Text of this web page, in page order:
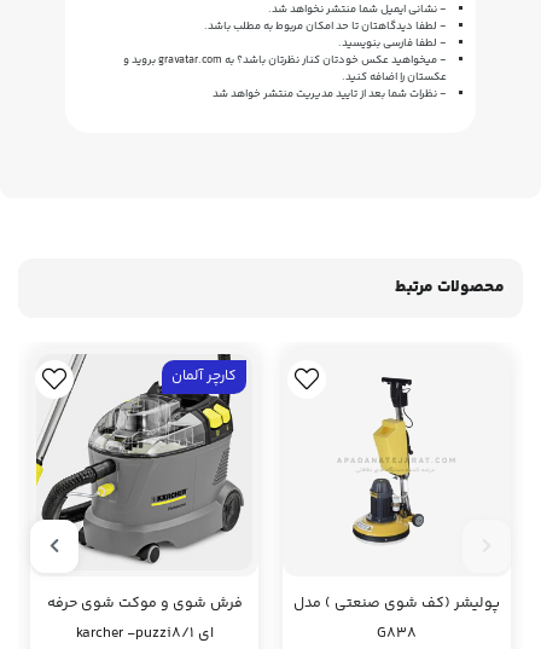
- نشانی ایمیل شما منتشر نخواهد شد.
- لطفا دیدگاهتان تا حد امکان مربوط به مطلب باشد.
- لطفا فارسی بنویسید.
- میخواهید عکس خودتان کنار نظرتان باشد؟ به gravatar.comبروید و
عکستان را اضافه کنید.
- نظرات شما بعد از تایید مدیریت منتشر خواهد شد
محصولات مرتبط
پولیشر (کف شوی صنعتی ) مدل
G838
کارچر آلمان
فرش شوی و موکت شوی حرفه
ای karcher -puzzi8/1